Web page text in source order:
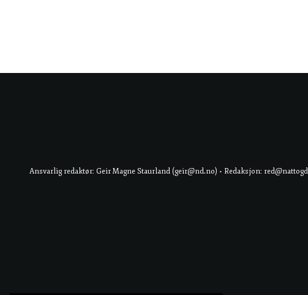
Ansvarlig redaktør: Geir Magne Staurland (geir@nd.no) • Redaksjon: